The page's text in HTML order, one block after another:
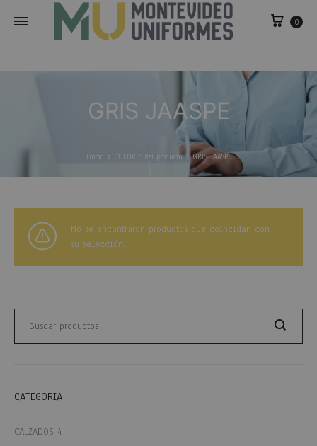
0
GRIS JAASPE
Inicio COLORES del producto GRIS JAASPE
No se encontraron productos que coincidan con
su selección.
CATEGORIA
CALZADOS 4